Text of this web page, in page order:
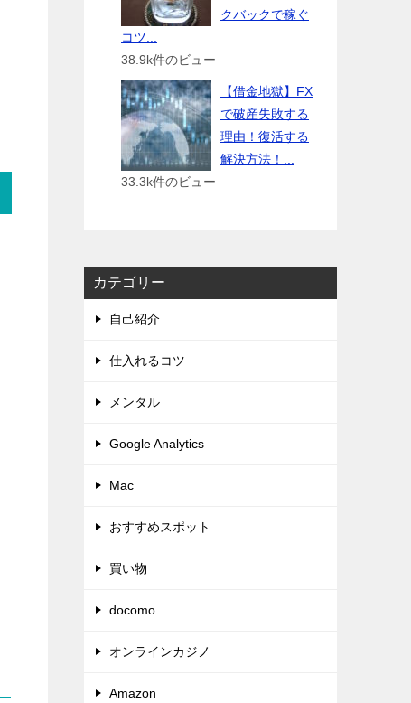
クバックで稼ぐ
コツ...
38.9k件のビュー
【借金地獄】FX
で破産失敗する
理由！復活する
解決方法！...
33.3k件のビュー
カテゴリー
自己紹介
仕入れるコツ
メンタル
Google Analytics
Mac
おすすめスポット
買い物
docomo
オンラインカジノ
Amazon